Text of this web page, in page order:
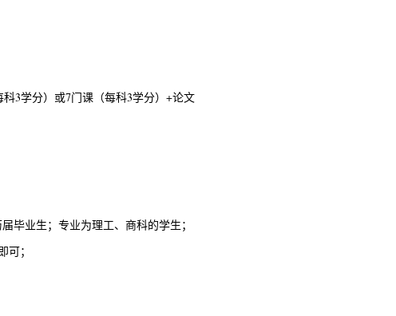
3学分）或7门课（每科3学分）+论文
毕业生；专业为理工、商科的学生；
；